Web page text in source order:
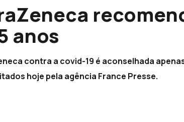
anos
contra a covid-19 é aconselhada
hoje pela agência France Presse.